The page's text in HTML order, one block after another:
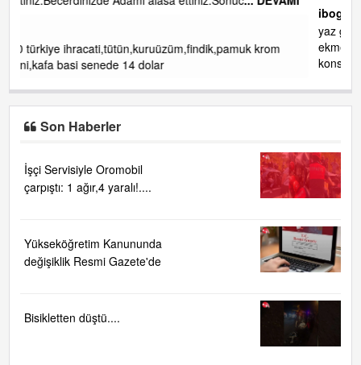
yaz geldi layyy layyy layy lom festivalleri başladı biz halk
ekmek fabrikası kent lokantası diyoruz ağacum yaz
konserleri diyor
Son Haberler
İşçi Servisiyle Oromobil
çarpıştı: 1 ağır,4 yaralı!....
Yükseköğretim Kanununda
değişiklik Resmi Gazete'de
Bisikletten düştü....